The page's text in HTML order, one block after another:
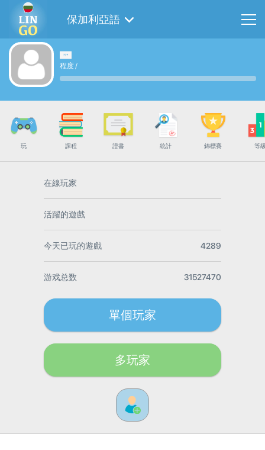
保加利亞語
程度/
玩 課程 證書 統計 錦標賽 等
在線玩家
活躍的遊戲
今天已玩的遊戲 4289
游戏总数 31527470
單個玩家
多玩家